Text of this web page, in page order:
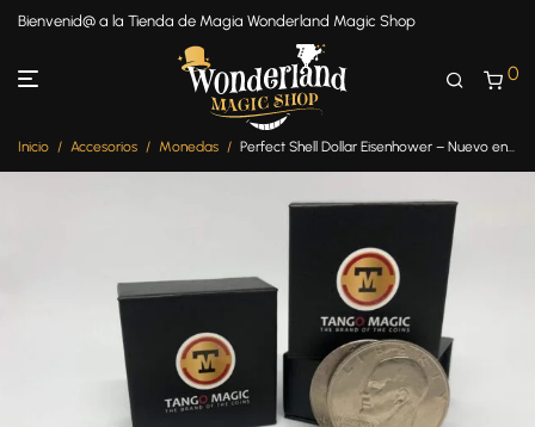
Bienvenid@ a la Tienda de Magia Wonderland Magic Shop
0
Inicio / Accesorios / Monedas / Perfect Shell Dollar Eisenhower – Nuevo en Wonderland